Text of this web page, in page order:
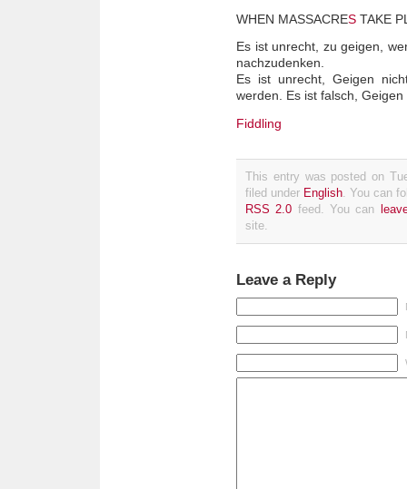
WHEN MASSACRES TAKE
Es ist unrecht, zu geigen,
nachzudenken.
Es ist unrecht, Geigen
werden. Es ist falsch,
Fiddling
This entry was posted on
filed under English . You can
RSS 2.0 feed. You can
site.
Leave a Reply